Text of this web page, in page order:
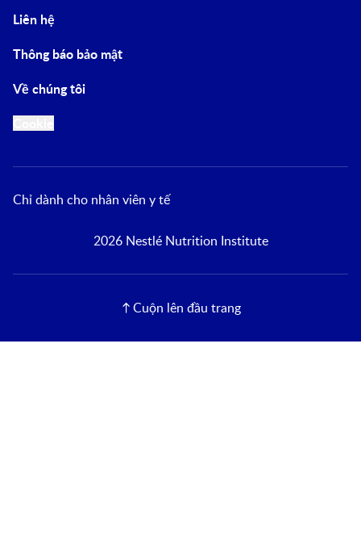
Liên hệ
Thông báo bảo mật
Về chúng tôi
Chỉ dành cho nhân viên y tế
2026 Nestlé Nutrition Institute
Cuộn lên đầu trang